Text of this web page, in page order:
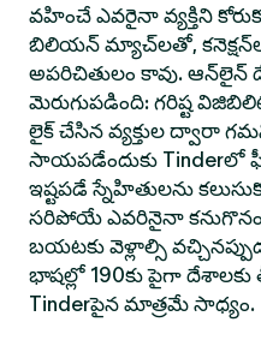
వహించే ఎవరైనా వ్యక్తిని
బిలియన్ మ్యాచ్‌లతో,
అపరిచితులం కావు. ఆన్‌లైన్
మెరుగుపడింది: గరిష్ట
లైక్ చేసిన వ్యక్తుల ద్వారా
సాయపడేందుకు
ఇష్టపడే స్నేహితులను
సరిపోయే ఎవరినైనా
బయటకు వెళ్లాల్సి
భాషల్లో 190కు పైగా దేశాలకు
Tinderపైన మాత్రమే సాధ్యం.